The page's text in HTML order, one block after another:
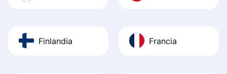
Finlandia Francia